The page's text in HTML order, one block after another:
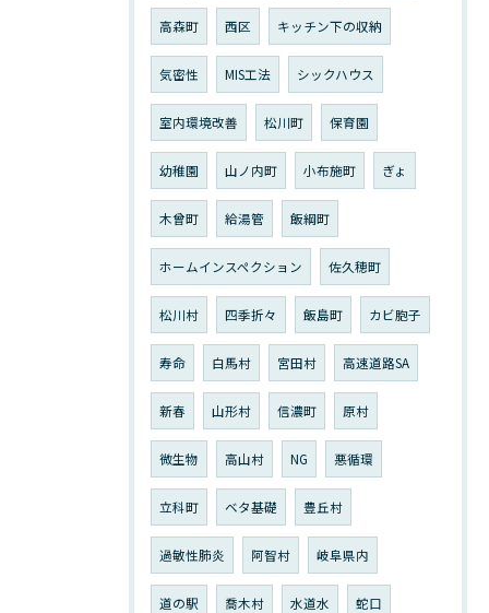
高森町 西区 キッチン下の収納
気密性 MIS工法 シックハウス
室内環境改善 松川町 保育園
幼稚園 山ノ内町 小布施町 ぎょ
木曾町 給湯管 飯綱町
ホームインスペクション 佐久穂町
松川村 四季折々 飯島町 カビ胞子
寿命 白馬村 宮田村 高速道路SA
新春 山形村 信濃町 原村
微生物 高山村 NG 悪循環
立科町 ベタ基礎 豊丘村
過敏性肺炎 阿智村 岐阜県内
道の駅 喬木村 水道水 蛇口